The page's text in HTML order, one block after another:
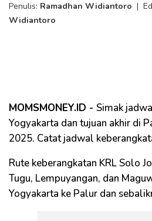
Penulis: Ramadhan Widiantoro |
Widiantoro
MOMSMONEY.ID - Simak
Yogyakarta dan tujuan akhir di
2025. Catat jadwal
Rute keberangkatan KRL Solo
Tugu, Lempuyangan, dan
Yogyakarta ke Palur dan